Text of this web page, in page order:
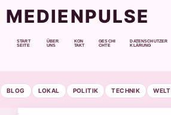
MEDIENPULSE
START
SEITE
ÜBER
UNS
KON
TAKT
GESCHI
CHTE
DATENSCHUTZER
KLÄRUNG
BLOG LOKAL POLITIK TECHNIK WELT